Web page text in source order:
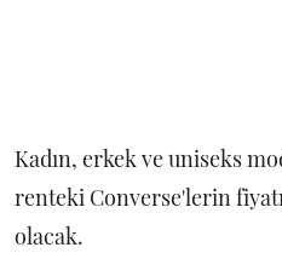
Kadın, erkek ve uniseks
renteki Converse'lerin
olacak.